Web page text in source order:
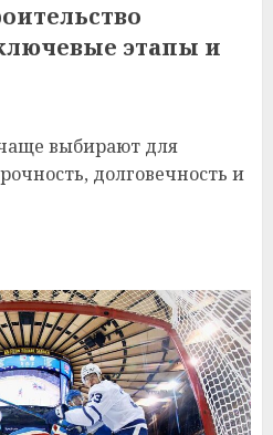
этапы и
выбирают для
долговечность и